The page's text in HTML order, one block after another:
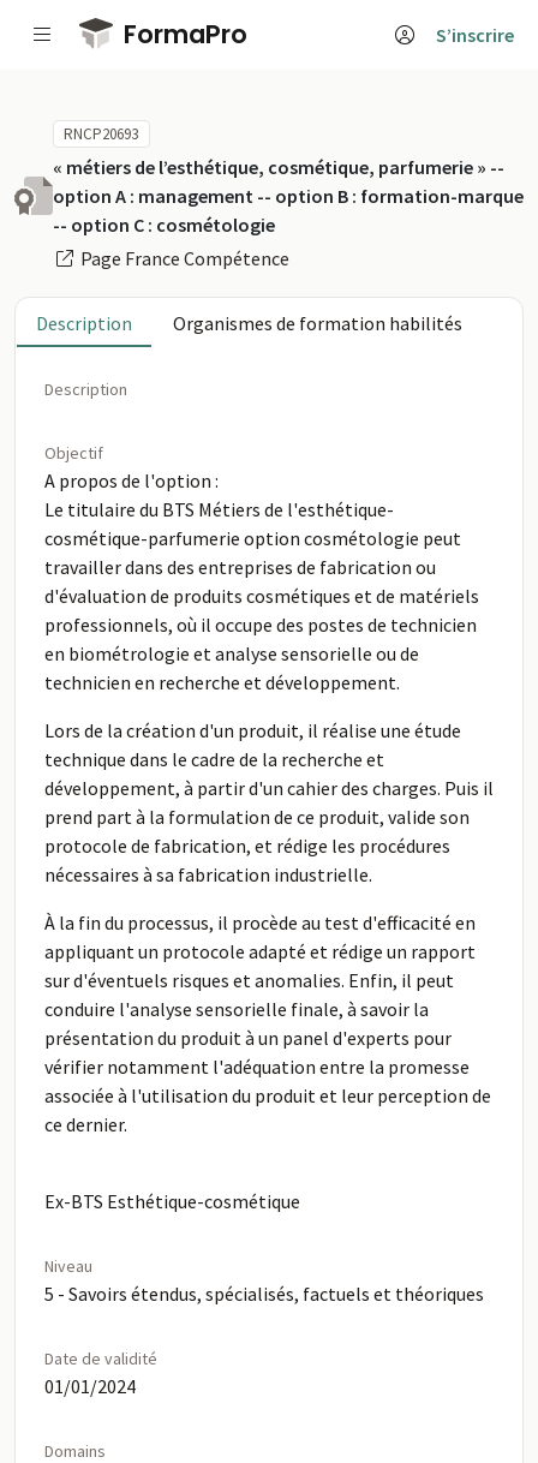
Passer au contenu principal
FormaPro S’inscrire
RNCP20693
« métiers de l’esthétique, cosmétique, parfumerie » --
option A : management -- option B : formation-marque
-- option C : cosmétologie
Page France Compétence
Description Organismes de formation habilités
Description
Objectif
A propos de l'option :
Le titulaire du BTS Métiers de l'esthétique-
cosmétique-parfumerie option cosmétologie peut
travailler dans des entreprises de fabrication ou
d'évaluation de produits cosmétiques et de matériels
professionnels, où il occupe des postes de technicien
en biométrologie et analyse sensorielle ou de
technicien en recherche et développement.
Lors de la création d'un produit, il réalise une étude
technique dans le cadre de la recherche et
développement, à partir d'un cahier des charges. Puis il
prend part à la formulation de ce produit, valide son
protocole de fabrication, et rédige les procédures
nécessaires à sa fabrication industrielle.
À la fin du processus, il procède au test d'efficacité en
appliquant un protocole adapté et rédige un rapport
sur d'éventuels risques et anomalies. Enfin, il peut
conduire l'analyse sensorielle finale, à savoir la
présentation du produit à un panel d'experts pour
vérifier notamment l'adéquation entre la promesse
associée à l'utilisation du produit et leur perception de
ce dernier.
Ex-BTS Esthétique-cosmétique
Niveau
5 - Savoirs étendus, spécialisés, factuels et théoriques
Date de validité
01/01/2024
Domains